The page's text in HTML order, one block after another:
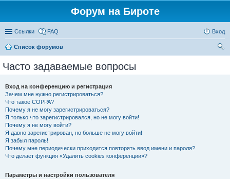
Форум на Бироте
Ссылки FAQ Вход
Список форумов
Часто задаваемые вопросы
Вход на конференцию и регистрация
Зачем мне нужно регистрироваться?
Что такое COPPA?
Почему я не могу зарегистрироваться?
Я только что зарегистрировался, но не могу войти!
Почему я не могу войти?
Я давно зарегистрирован, но больше не могу войти!
Я забыл пароль!
Почему мне периодически приходится повторять ввод имени и пароля?
Что делает функция «Удалить cookies конференции»?
Параметры и настройки пользователя